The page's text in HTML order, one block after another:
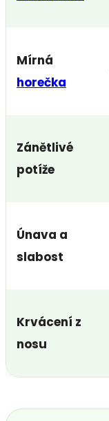
Mírná
horečka
Zánětlivé
potíže
Únava a
slabost
Krvácení z
nosu